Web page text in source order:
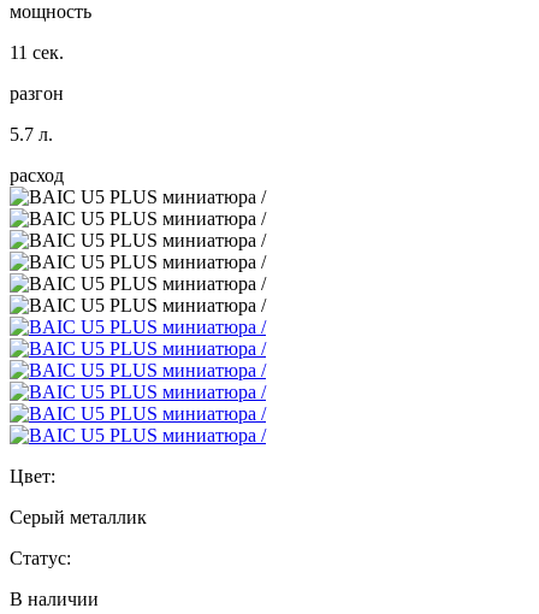
мощность
11 сек.
разгон
5.7 л.
расход
Цвет:
Серый металлик
Статус:
В наличии